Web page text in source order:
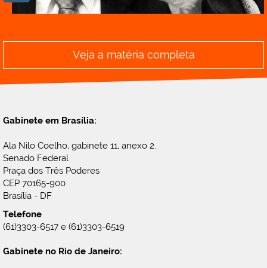
Veja a matéria completa
Gabinete em Brasília:
Ala Nilo Coelho, gabinete 11, anexo 2.
Senado Federal
Praça dos Três Poderes
CEP 70165-900
Brasília - DF
Telefone
(61)3303-6517 e (61)3303-6519
Gabinete no Rio de Janeiro: